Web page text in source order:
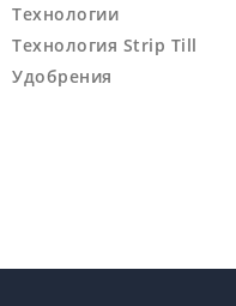
Технологии
Технология Strip Till
Удобрения